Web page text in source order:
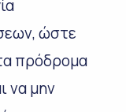
ώστε
πρόδρομα
να μην